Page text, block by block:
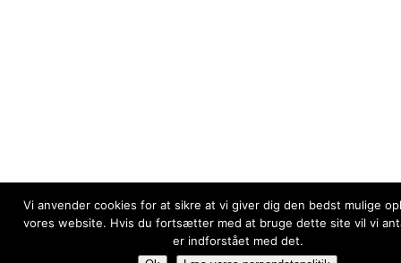
Vi anvender cookies for at sikre at vi giver dig den bedst mulige
vores website. Hvis du fortsætter med at bruge dette site vil vi
er indforstået med det.